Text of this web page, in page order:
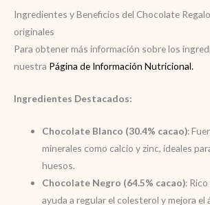
Ingredientes y Beneficios del Chocolate
originales
Para obtener más información sobre los
nuestra Página de Información Nutricional.
Ingredientes Destacados:
Chocolate Blanco (30.4% cacao):
minerales como calcio y zinc, ideales
huesos.
Chocolate Negro (64.5% cacao):
ayuda a regular el colesterol y mejora el